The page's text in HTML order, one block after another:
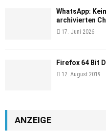
WhatsApp:
archivierten
17. Juni 2026
Firefox 64 Bit
12. August 2019
ANZEIGE